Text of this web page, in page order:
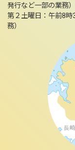
発行など一部の業務）
第２土曜日：午前8
務）